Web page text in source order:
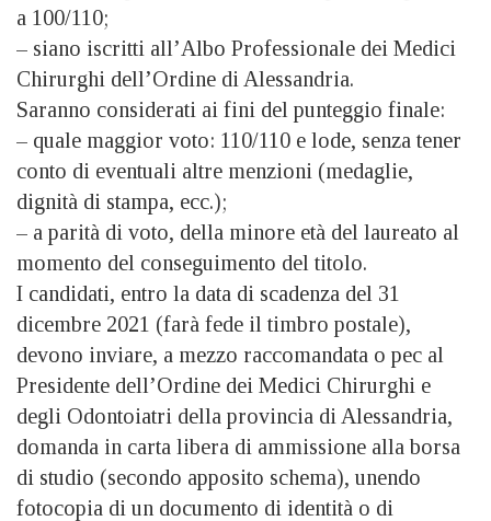
a 100/110;
– siano iscritti all’Albo Professionale dei Medici
Chirurghi dell’Ordine di Alessandria.
Saranno considerati ai fini del punteggio finale:
– quale maggior voto: 110/110 e lode, senza tener
conto di eventuali altre menzioni (medaglie,
dignità di stampa, ecc.);
– a parità di voto, della minore età del laureato al
momento del conseguimento del titolo.
I candidati, entro la data di scadenza del 31
dicembre 2021 (farà fede il timbro postale),
devono inviare, a mezzo raccomandata o pec al
Presidente dell’Ordine dei Medici Chirurghi e
degli Odontoiatri della provincia di Alessandria,
domanda in carta libera di ammissione alla borsa
di studio (secondo apposito schema), unendo
fotocopia di un documento di identità o di